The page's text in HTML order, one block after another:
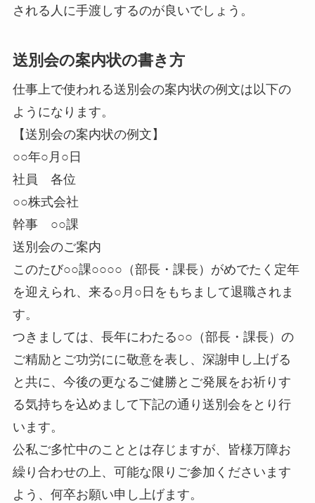
される人に手渡しするのが良いでしょう。
送別会の案内状の書き方
仕事上で使われる送別会の案内状の例文は以下の
ようになります。
【送別会の案内状の例文】
○○年○月○日
社員 各位
○○株式会社
幹事 ○○課
送別会のご案内
このたび○○課○○○○（部長・課長）がめでたく定年
を迎えられ、来る○月○日をもちまして退職されま
す。
つきましては、長年にわたる○○（部長・課長）の
ご精励とご功労にに敬意を表し、深謝申し上げる
と共に、今後の更なるご健勝とご発展をお祈りす
る気持ちを込めまして下記の通り送別会をとり行
います。
公私ご多忙中のこととは存じますが、皆様万障お
繰り合わせの上、可能な限りご参加くださいます
よう、何卒お願い申し上げます。